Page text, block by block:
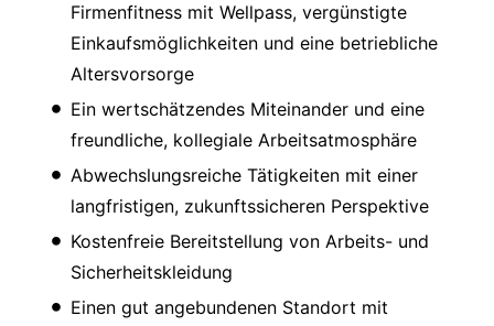
Firmenfitness mit Wellpass, vergünstigte
Einkaufsmöglichkeiten und eine betriebliche
Altersvorsorge
Ein wertschätzendes Miteinander und eine
freundliche, kollegiale Arbeitsatmosphäre
Abwechslungsreiche Tätigkeiten mit einer
langfristigen, zukunftssicheren Perspektive
Kostenfreie Bereitstellung von Arbeits- und
Sicherheitskleidung
Einen gut angebundenen Standort mit